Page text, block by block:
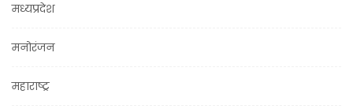
मध्यप्रदेश
मनोरंजन
महाराष्ट्र